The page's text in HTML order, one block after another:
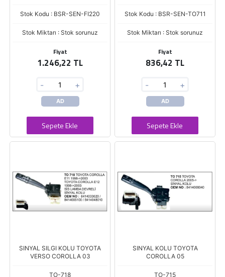
Stok Kodu : BSR-SEN-FI220
Stok Miktarı : Stok sorunuz
Fiyat
1.246,22 TL
- +
AD
Sepete Ekle
Stok Kodu : BSR-SEN-TO711
Stok Miktarı : Stok sorunuz
Fiyat
836,42 TL
- +
AD
Sepete Ekle
SINYAL SILGI KOLU TOYOTA
VERSO COROLLA 03
TO-718
SINYAL KOLU TOYOTA
COROLLA 05
TO-715